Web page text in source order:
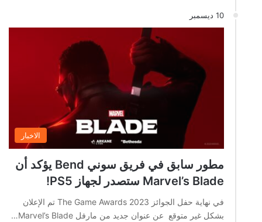
10 ديسمبر
الاخبار
مطور سابق في فريق سوني Bend يؤكد أن
Marvel’s Blade ستصدر لجهاز PS5!
في نهاية حفل الجوائز The Game Awards 2023 تم الإعلان
بشكل غير متوقع عن عنوان جديد من مارفل Marvel’s Blade…